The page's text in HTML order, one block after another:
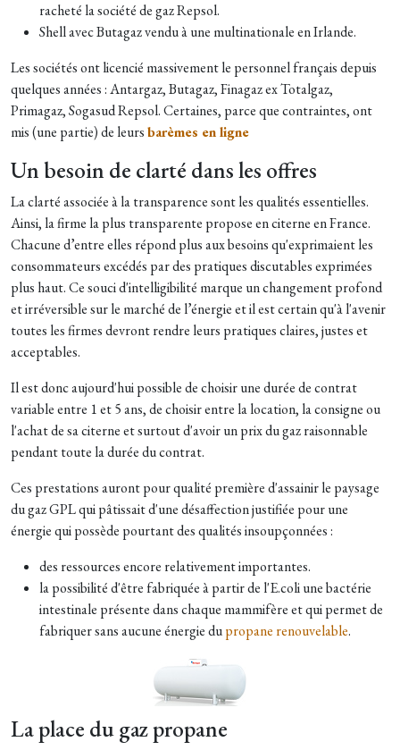
racheté la société de gaz Repsol.
Shell avec Butagaz vendu à une multinationale en Irlande.
Les sociétés ont licencié massivement le personnel français depuis
quelques années : Antargaz, Butagaz, Finagaz ex Totalgaz,
Primagaz, Sogasud Repsol. Certaines, parce que contraintes, ont
mis (une partie) de leursbarèmes en ligne
Un besoin de clarté dans les offres
La clarté associée à la transparence sont les qualités essentielles.
Ainsi, la firme la plus transparente propose en citerne en France.
Chacune d’entre elles répond plus aux besoins qu'exprimaient les
consommateurs excédés par des pratiques discutables exprimées
plus haut. Ce souci d'intelligibilité marque un changement profond
et irréversible sur le marché de l’énergie et il est certain qu'à l'avenir
toutes les firmes devront rendre leurs pratiques claires, justes et
acceptables.
Il est donc aujourd'hui possible de choisir une durée de contrat
variable entre 1 et 5 ans, de choisir entre la location, la consigne ou
l'achat de sa citerne et surtout d'avoir un prix du gaz raisonnable
pendant toute la durée du contrat.
Ces prestations auront pour qualité première d'assainir le paysage
du gaz GPL qui pâtissait d'une désaffection justifiée pour une
énergie qui possède pourtant des qualités insoupçonnées :
des ressources encore relativement importantes.
la possibilité d'être fabriquée à partir de l'E.coli une bactérie
intestinale présente dans chaque mammifère et qui permet de
fabriquer sans aucune énergie dupropane renouvelable.
La place du gaz propane